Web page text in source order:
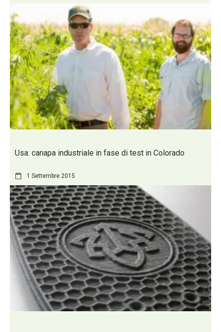
Usa: canapa industriale in fase di test in Colorado
1 Settembre 2015